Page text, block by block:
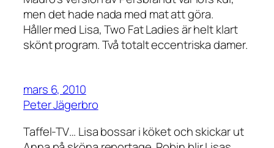
men det hade nada med mat att göra.
Håller med Lisa, Two Fat Ladies är helt klart
skönt program. Två totalt eccentriska damer.
mars 6, 2010
Peter Jägerbro
Taffel-TV… Lisa bossar i köket och skickar ut